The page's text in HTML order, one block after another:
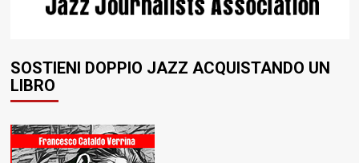
SOSTIENI DOPPIO JAZZ ACQUISTANDO UN
LIBRO